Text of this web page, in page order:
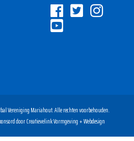
Vereniging Mariahout. Alle rechten voorbehouden.
doorCreatievelink Vormgeving + Webdesign